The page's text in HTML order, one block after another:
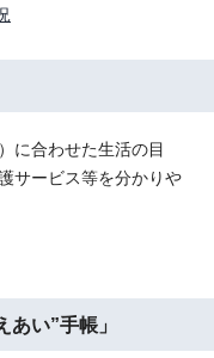
に合わせた生活の目
サービス等を分かりや
い”手帳」